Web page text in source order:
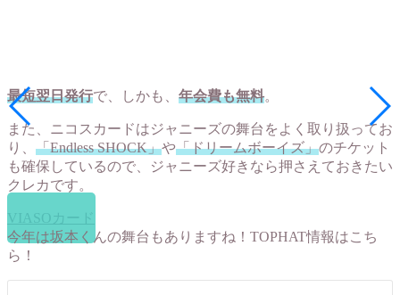
最短翌日発行で、しかも、 年会費も無料。
また、ニコスカードはジャニーズの舞台をよく取り扱ってお
り、 「Endless SHOCK」や「ドリームボーイズ」のチケット
も確保しているので、ジャニーズ好きなら押さえておきたい
クレカです。
VIASOカード
今年は坂本くんの舞台もありますね！TOPHAT情報はこち
ら！